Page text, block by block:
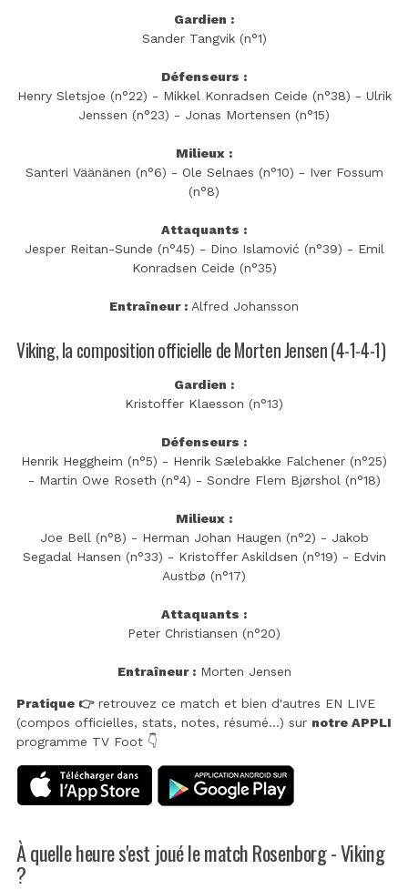
Gardien :
Sander Tangvik (n°1)
Défenseurs :
Henry Sletsjoe (n°22) - Mikkel Konradsen Ceide (n°38) - Ulrik
Jenssen (n°23) - Jonas Mortensen (n°15)
Milieux :
Santeri Väänänen (n°6) - Ole Selnaes (n°10) - Iver Fossum
(n°8)
Attaquants :
Jesper Reitan-Sunde (n°45) - Dino Islamović (n°39) - Emil
Konradsen Ceide (n°35)
Entraîneur : Alfred Johansson
Viking, la composition officielle de Morten Jensen (4-1-4-1)
Gardien :
Kristoffer Klaesson (n°13)
Défenseurs :
Henrik Heggheim (n°5) - Henrik Sælebakke Falchener (n°25)
- Martin Owe Roseth (n°4) - Sondre Flem Bjørshol (n°18)
Milieux :
Joe Bell (n°8) - Herman Johan Haugen (n°2) - Jakob
Segadal Hansen (n°33) - Kristoffer Askildsen (n°19) - Edvin
Austbø (n°17)
Attaquants :
Peter Christiansen (n°20)
Entraîneur :Morten Jensen
Pratique 👉retrouvez ce match et bien d'autres EN LIVE
(compos officielles, stats, notes, résumé...) sur notre APPLI
programme TV Foot 👇
À quelle heure s'est joué le match Rosenborg - Viking
?